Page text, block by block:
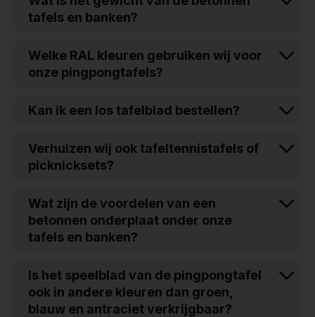
tafels en banken?
Welke RAL kleuren gebruiken wij voor
onze pingpongtafels?
Kan ik een los tafelblad bestellen?
Verhuizen wij ook tafeltennistafels of
picknicksets?
Wat zijn de voordelen van een
betonnen onderplaat onder onze
tafels en banken?
Is het speelblad van de pingpongtafel
ook in andere kleuren dan groen,
blauw en antraciet verkrijgbaar?